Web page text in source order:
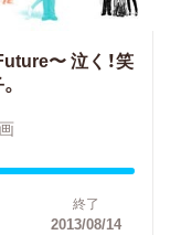
〜 泣く！笑
終了
2013/08/14